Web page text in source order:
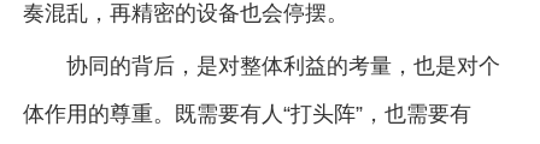
奏混乱，再精密的设备也会停摆。
协同的背后，是对整体利益的考量，也是对个
体作用的尊重。既需要有人“打头阵”，也需要有